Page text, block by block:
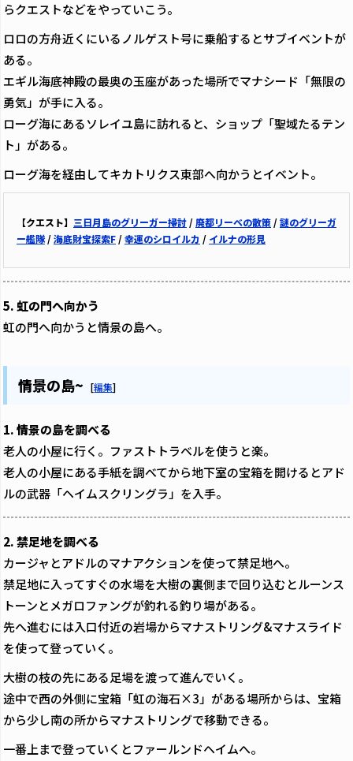
らクエストなどをやっていこう。
ロロの方舟近くにいるノルゲスト号に乗船するとサブイベントが
ある。
エギル海底神殿の最奥の玉座があった場所でマナシード「無限の
勇気」が手に入る。
ローグ海にあるソレイユ島に訪れると、ショップ「聖域たるテン
ト」がある。
ローグ海を経由してキカトリクス東部へ向かうとイベント。
【クエスト】 三日月島のグリーガー掃討 /廃都リーベの散策 /謎のグリーガ
ー艦隊/海底財宝探索F /幸運のシロイルカ / イルナの形見
5. 虹の門へ向かう
虹の門へ向かうと情景の島へ。
情景の島~ [編集]
1. 情景の島を調べる
老人の小屋に行く。ファストトラベルを使うと楽。
老人の小屋にある手紙を調べてから地下室の宝箱を開けるとアド
ルの武器「ヘイムスクリングラ」を入手。
2. 禁足地を調べる
カージャとアドルのマナアクションを使って禁足地へ。
禁足地に入ってすぐの水場を大樹の裏側まで回り込むとルーンス
トーンとメガロファングが釣れる釣り場がある。
先へ進むには入口付近の岩場からマナストリング&マナスライド
を使って登っていく。
大樹の枝の先にある足場を渡って進んでいく。
途中で西の外側に宝箱「虹の海石×3」がある場所からは、宝箱
から少し南の所からマナストリングで移動できる。
一番上まで登っていくとファールンドヘイムへ。